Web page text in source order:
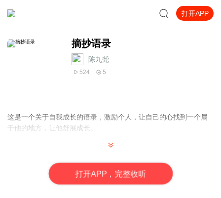
打开APP
摘抄语录
陈九尧
524 5
这是一个关于自我成长的语录，激励个人，让自己的心找到一个属
于他的地方，让他舒展成长。
打开APP，完整收听